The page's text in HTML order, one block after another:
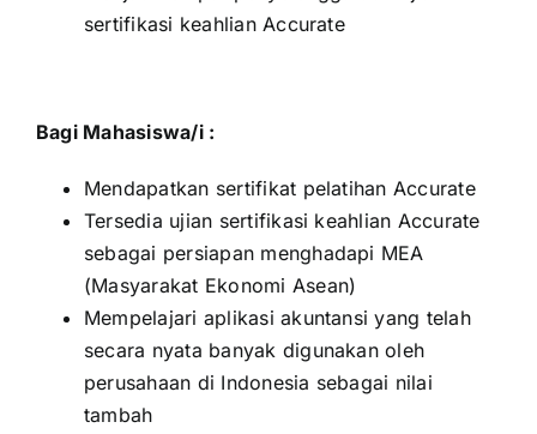
sertifikasi keahlian Accurate
Bagi Mahasiswa/i :
Mendapatkan sertifikat pelatihan Accurate
Tersedia ujian sertifikasi keahlian Accurate
sebagai persiapan menghadapi MEA
(Masyarakat Ekonomi Asean)
Mempelajari aplikasi akuntansi yang telah
secara nyata banyak digunakan oleh
perusahaan di Indonesia sebagai nilai
tambah